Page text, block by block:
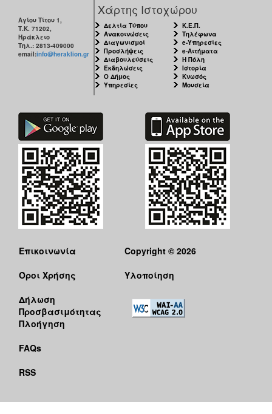
Αγίου Τίτου 1,
Τ.Κ. 71202,
Ηράκλειο
Τηλ.: 2813-409000
email:info@heraklion.gr
Χάρτης Ιστοχώρου
Δελτία Τύπου
Ανακοινώσεις
Διαγωνισμοί
Προσλήψεις
Διαβουλεύσεις
Εκδηλώσεις
Ο Δήμος
Υπηρεσίες
Κ.Ε.Π.
Τηλέφωνα
e-Υπηρεσίες
e-Αιτήματα
Η Πόλη
Ιστορία
Κνωσός
Μουσεία
Επικοινωνία
Όροι Χρήσης
Δήλωση
Προσβασιμότητας
Πλοήγηση
FAQs
RSS
Copyright © 2026
Υλοποίηση